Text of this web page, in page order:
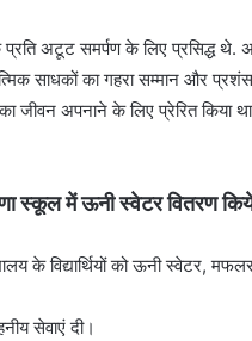
प्रति अटूट समर्पण के लिए प्रसिद्ध
साधकों का गहरा सम्मान और
जीवन अपनाने के लिए प्रेरित
स्कूल में ऊनी स्वेटर वितरण
के विद्यार्थियों को ऊनी स्वेटर,
सेवाएं दी।